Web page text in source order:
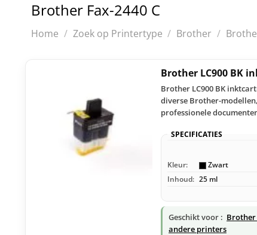
Brother Fax-2440 C
Home / Zoek op Printertype / Brother /
Brother LC900 BK
Brother LC900 BK
diverse Brother-
professionele
SPECIFICATIES
Kleur: Zwart
Inhoud: 25 ml
Geschikt voor : Brother
andere printers